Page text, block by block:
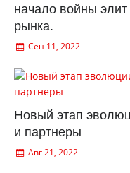
начало войны
рынка.
Сен 11, 2022
Новый этап
и партнеры
Авг 21, 2022